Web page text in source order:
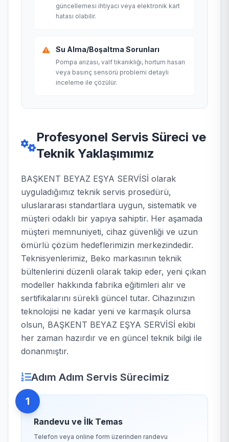
güncellemesi ihtiyacı veya elektronik kart
hatası olabilir.
Su Alma/Boşaltma Sorunları
Pompa arızası, valf tıkanıklığı, hortum hasarı
veya basınç sensörü problemi detaylı
inceleme ile çözülür.
Profesyonel Servis Süreci ve
Teknik Yaklaşımımız
BAŞKENT BEYAZ EŞYA SERVİSİ olarak
uyguladığımız teknik servis prosedürü,
uluslararası standartlara uygun, sistematik ve
müşteri odaklı bir yapıya sahiptir. Her aşamada
müşteri memnuniyeti, cihaz güvenliği ve uzun
ömürlü çözüm hedeflerimizin merkezindedir.
Teknisyenlerimiz, Beko markasının teknik
bültenlerini düzenli olarak takip eder, yeni çıkan
modeller hakkında fabrika eğitimleri alır ve
sertifikalarını sürekli güncel tutar. Cihazınızın
teknolojisi ne kadar yeni ve karmaşık olursa
olsun, BAŞKENT BEYAZ EŞYA SERVİSİ ekibi
her zaman hazırdır ve en güncel teknik bilgi ile
donanmıştır.
Adım Adım Servis Sürecimiz
1
Randevu ve İlk Temas
Telefon veya online form üzerinden randevu